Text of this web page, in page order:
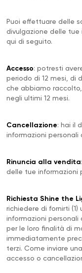
Puoi effettuare delle
divulgazione delle
qui di seguito.
Accesso: potresti
periodo di 12 mesi, di
che abbiamo
negli ultimi 12 mesi.
Cancellazione: hai il
informazioni
Rinuncia alla vendita
delle tue informazioni
Richiesta Shine the
richiedere di fornirti
informazioni
per le loro finalità di
immediatamente
terzi. Come inviare
accesso o